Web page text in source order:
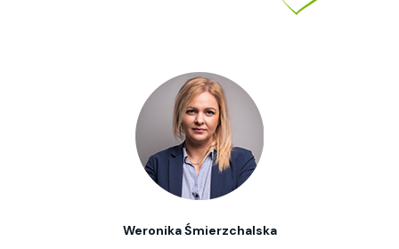
Weronika Śmierzchalska